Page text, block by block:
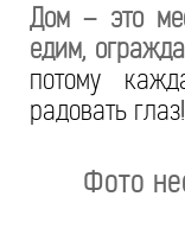
Дом – это
едим,
потому
радовать глаз!
Фото